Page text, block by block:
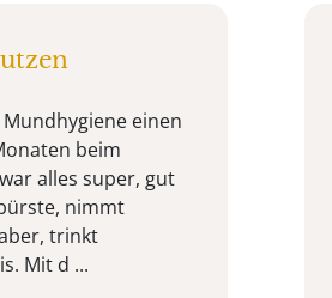
einen
beim
alles super, gut
nimmt
trinkt
Mit d ...